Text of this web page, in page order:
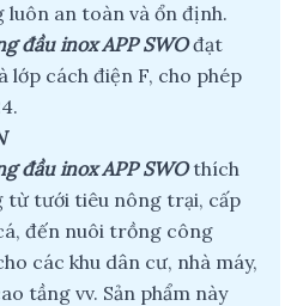
an toàn và ổn định.
đầu inox APP SWOđạt
lớp cách điện F, cho phép
đầu inox APP SWOthích
từ tưới tiêu nông trại, cấp
đến nuôi trồng công
các khu dân cư, nhà máy,
tầng vv. Sản phẩm này